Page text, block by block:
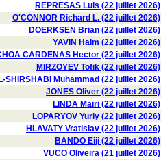
REPRESAS Luis (22 juillet 2026)
O'CONNOR Richard L. (22 juillet 2026)
DOERKSEN Brian (22 juillet 2026)
YAVIN Haim (22 juillet 2026)
CARDENAS Hector (22 juillet 2026)
MIRZOYEV Tofik (22 juillet 2026)
SHIRSHABI Muhammad (22 juillet 2026)
JONES Oliver (22 juillet 2026)
LINDA Mairi (22 juillet 2026)
LOPARYOV Yuriy (22 juillet 2026)
HLAVATY Vratislav (22 juillet 2026)
BANDO Eiji (22 juillet 2026)
VUCO Oliveira (21 juillet 2026)